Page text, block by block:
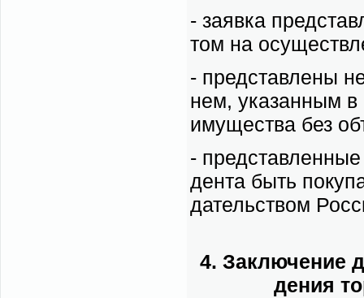
- за­яв­ка
том на
- пред­став­ле­ны
нем, ука­зан­ным
иму­ще­ства без
-
ден­та быть
да­тель­ством
4. За­клю­че­ние
де­ния